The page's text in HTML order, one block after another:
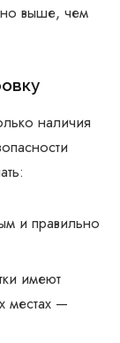
выше, чем
наличия
и правильно
имеют
местах —